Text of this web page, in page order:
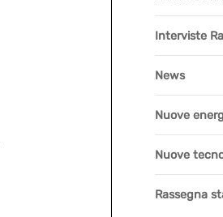
Interviste
News
Nuove
Nuove
Rassegna